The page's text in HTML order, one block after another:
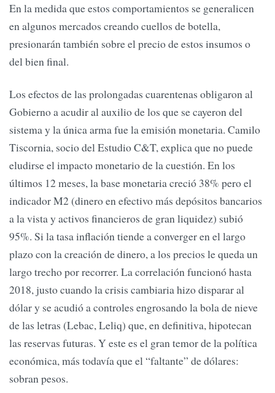
En la medida que estos comportamientos se generalicen
en algunos mercados creando cuellos de botella,
presionarán también sobre el precio de estos insumos o
del bien final.
Los efectos de las prolongadas cuarentenas obligaron al
Gobierno a acudir al auxilio de los que se cayeron del
sistema y la única arma fue la emisión monetaria. Camilo
Tiscornia, socio del Estudio C&T, explica que no puede
eludirse el impacto monetario de la cuestión. En los
últimos 12 meses, la base monetaria creció 38% pero el
indicador M2 (dinero en efectivo más depósitos bancarios
a la vista y activos financieros de gran liquidez) subió
95%. Si la tasa inflación tiende a converger en el largo
plazo con la creación de dinero, a los precios le queda un
largo trecho por recorrer. La correlación funcionó hasta
2018, justo cuando la crisis cambiaria hizo disparar al
dólar y se acudió a controles engrosando la bola de nieve
de las letras (Lebac, Leliq) que, en definitiva, hipotecan
las reservas futuras. Y este es el gran temor de la política
económica, más todavía que el “faltante” de dólares:
sobran pesos.